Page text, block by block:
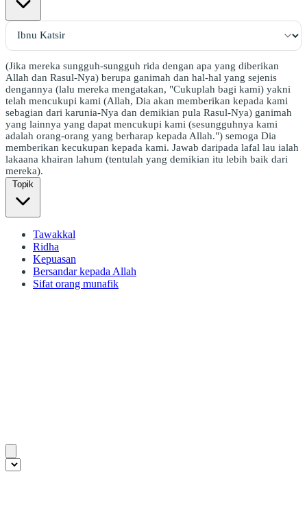
(Jika mereka sungguh-sungguh rida dengan apa yang diberikan
Allah dan Rasul-Nya) berupa ganimah dan hal-hal yang sejenis
dengannya (lalu mereka mengatakan, "Cukuplah bagi kami) yakni
telah mencukupi kami (Allah, Dia akan memberikan kepada kami
sebagian dari karunia-Nya dan demikian pula Rasul-Nya) ganimah
yang lainnya yang dapat mencukupi kami (sesungguhnya kami
adalah orang-orang yang berharap kepada Allah.") semoga Dia
memberikan kecukupan kepada kami. Jawab daripada lafal lau ialah
lakaana khairan lahum (tentulah yang demikian itu lebih baik dari
mereka).
Topik
Tawakkal
Ridha
Kepuasan
Bersandar kepada Allah
Sifat orang munafik